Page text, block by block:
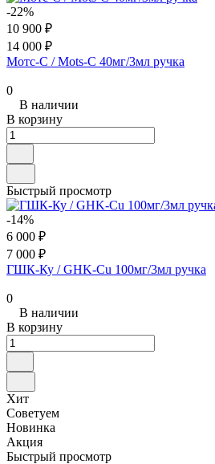
-22%
10 900 ₽
14 000 ₽
Мотс-С / Mots-C 40мг/3мл ручка
0
В наличии
В корзину
Быстрый просмотр
-14%
6 000 ₽
7 000 ₽
ГШК-Ку / GHK-Cu 100мг/3мл ручка
0
В наличии
В корзину
Хит
Советуем
Новинка
Акция
Быстрый просмотр